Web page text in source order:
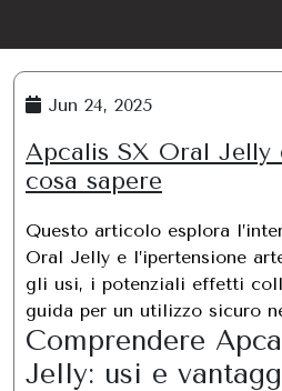
Jun 24, 2025
Apcalis SX Oral Jelly
cosa sapere
Questo articolo esplora
Oral Jelly e l’ipertensione
gli usi, i potenziali effetti
guida per un utilizzo sicuro
Comprendere
Jelly: usi e